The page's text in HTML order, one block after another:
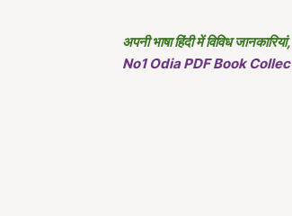
अपनी भाषा हिंदी में विविध
No1 Odia PDF Book